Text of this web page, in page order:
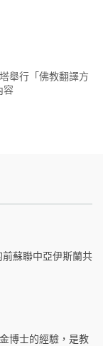
舉行「佛教翻譯方
容
蘇聯中亞伊斯蘭共
博士的經驗，是教